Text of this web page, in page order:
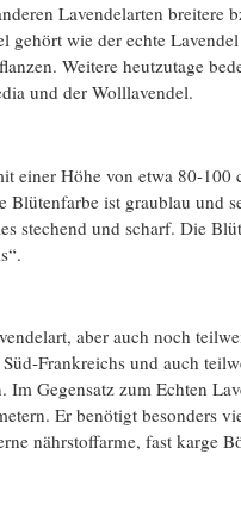
Lavendelarten breitere
gehört wie der echte
Weitere heutzutage
und der Wolllavendel.
einer Höhe von etwa 80-100
Blütenfarbe ist graublau und
stechend und scharf. Die
aber auch noch
Frankreichs und auch
Gegensatz zum Echten
Er benötigt besonders
nährstoffarme, fast karge